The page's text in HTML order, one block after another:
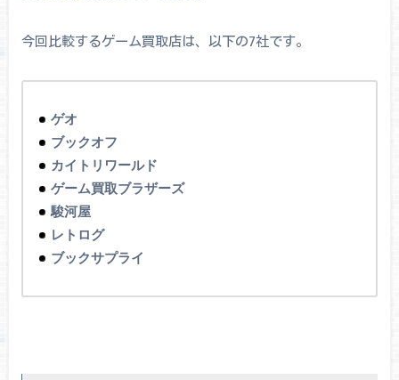
今回比較するゲーム買取店は、以下の7社です。
ゲオ
ブックオフ
カイトリワールド
ゲーム買取ブラザーズ
駿河屋
レトログ
ブックサプライ